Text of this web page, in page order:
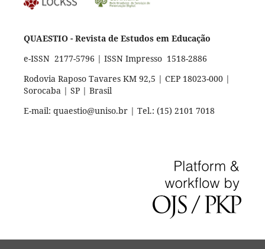
QUAESTIO - Revista de Estudos em Educação
e-ISSN 2177-5796 | ISSN Impresso 1518-2886
Rodovia Raposo Tavares KM 92,5 | CEP 18023-000 |
Sorocaba | SP | Brasil
E-mail: quaestio@uniso.br | Tel.: (15) 2101 7018